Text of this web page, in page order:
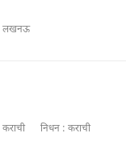
लखनऊ
कराची निधन : कराची